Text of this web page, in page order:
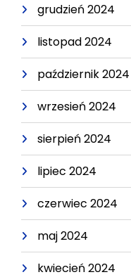
grudzień 2024
listopad 2024
październik 2024
wrzesień 2024
sierpień 2024
lipiec 2024
czerwiec 2024
maj 2024
kwiecień 2024